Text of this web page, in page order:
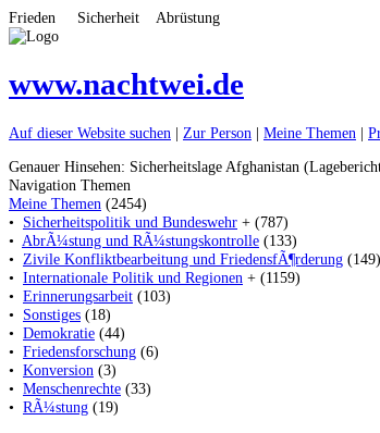
Frieden Sicherheit Abrüstung
www.nachtwei.de
Auf dieser Website suchen | Zur Person | Meine Themen |
Genauer Hinsehen: Sicherheitslage Afghanistan
Navigation Themen
Meine Themen (2454)
• Sicherheitspolitik und Bundeswehr + (787)
• AbrÃ¼stung und RÃ¼stungskontrolle (133)
• Zivile Konfliktbearbeitung und FriedensfÃ¶rderung (149)
• Internationale Politik und Regionen + (1159)
• Erinnerungsarbeit (103)
• Sonstiges (18)
• Demokratie (44)
• Friedensforschung (6)
• Konversion (3)
• Menschenrechte (33)
• RÃ¼stung (19)